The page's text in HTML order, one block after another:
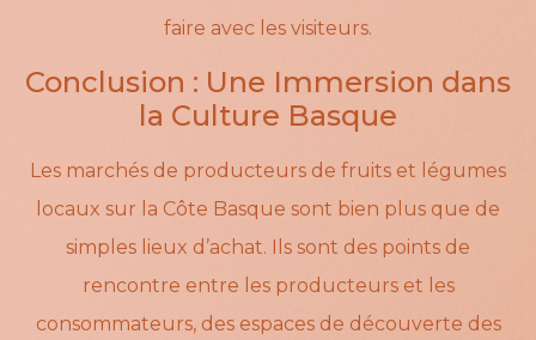
faire avec les visiteurs.
Conclusion : Une Immersion dans
la Culture Basque
Les marchés de producteurs de fruits et légumes
locaux sur la Côte Basque sont bien plus que de
simples lieux d’achat. Ils sont des points de
rencontre entre les producteurs et les
consommateurs, des espaces de découverte des